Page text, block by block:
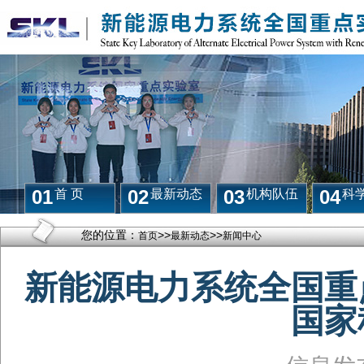
01首 页 02最新动态 03机构队伍 04科
您的位置：首页>>最新动态>>新闻中心
新能源电力系统全国
国